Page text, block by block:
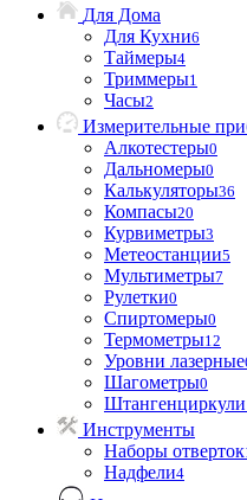
Для Дома
Для Кухни6
Таймеры4
Триммеры1
Часы2
Измерительные
Алкотестеры0
Дальномеры0
Калькуляторы36
Компасы20
Курвиметры3
Метеостанции5
Мультиметры7
Рулетки0
Спиртомеры0
Термометры12
Уровни лазерные
Шагометры0
Инструменты
Наборы отверток
Надфели4